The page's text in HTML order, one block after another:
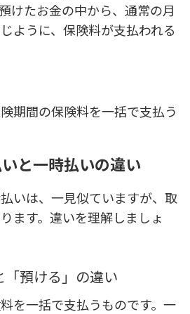
けたお金の中から、通常の月
ように、保険料が支払われる
期間の保険料を一括で支払う
と一時払いの違い
いは、一見似ていますが、取
ます。違いを理解しましょ
「預ける」の違い
を一括で支払うものです。一